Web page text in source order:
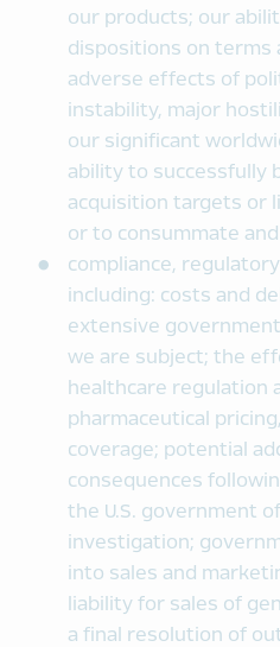
our products; our
dispositions on terms
adverse effects of
instability, major
our significant
ability to successfully
acquisition targets or
or to consummate
compliance,
including: costs and
extensive
we are subject; the
healthcare regulation
pharmaceutical
coverage; potential
consequences
the U.S. government of
investigation;
into sales and
liability for sales of
a final resolution of